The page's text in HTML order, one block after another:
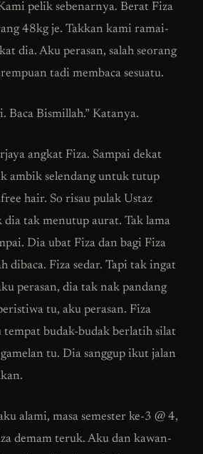
pelik sebenarnya. Berat Fiza
48kg je. Takkan kami ramai-
dia. Aku perasan, salah seorang
tadi membaca sesuatu.
Baca Bismillah.” Katanya.
angkat Fiza. Sampai dekat
ambik selendang untuk tutup
hair. So risau pulak Ustaz
tak menutup aurat. Tak lama
Dia ubat Fiza dan bagi Fiza
dibaca. Fiza sedar. Tapi tak ingat
perasan, dia tak nak pandang
tu, aku perasan. Fiza
tempat budak-budak berlatih silat
tu. Dia sanggup ikut jalan
alami, masa semester ke-3 @ 4,
demam teruk. Aku dan kawan-